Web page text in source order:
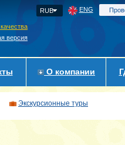
версия
RUB ENG
О компании
Экскурсионные туры